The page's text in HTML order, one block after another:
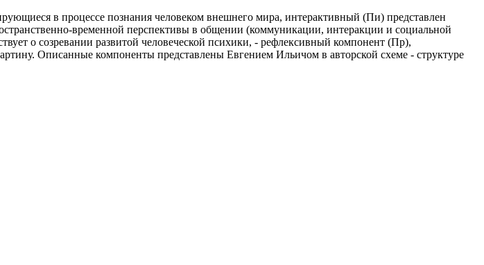
в процессе познания человеком внешнего мира, интерактивный (Пи) представлен
временной перспективы в общении (коммуникации, интеракции и социальной
о созревании развитой человеческой психики, - рефлексивный компонент (Пр),
Описанные компоненты представлены Евгением Ильичом в авторской схеме - структуре